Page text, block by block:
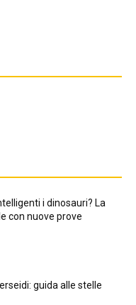
i dinosauri? La
con nuove prove
guida alle stelle